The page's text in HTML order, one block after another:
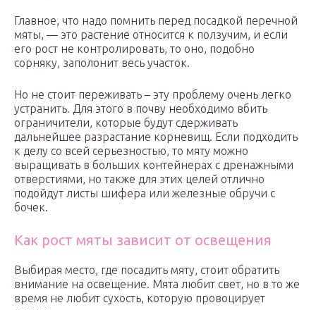
Главное, что надо помнить перед посадкой перечной
мяты, — это растение относится к ползучим, и если
его рост не контролировать, то оно, подобно
сорняку, заполонит весь участок.
Но не стоит переживать – эту проблему очень легко
устранить. Для этого в почву необходимо вбить
ограничители, которые будут сдерживать
дальнейшее разрастание корневищ. Если подходить
к делу со всей серьезностью, то мяту можно
выращивать в больших контейнерах с дренажными
отверстиями, но также для этих целей отлично
подойдут листы шифера или железные обручи с
бочек.
Как рост мяты зависит от освещения
Выбирая место, где посадить мяту, стоит обратить
внимание на освещение. Мята любит свет, но в то же
время не любит сухость, которую провоцирует